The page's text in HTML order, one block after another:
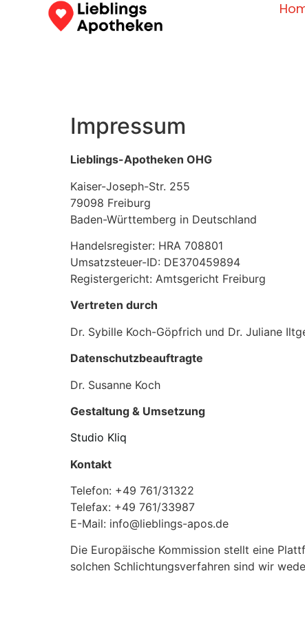
Impressum
Lieblings-Apotheken OHG
Kaiser-Joseph-Str. 255
79098 Freiburg
Baden-Württemberg in Deutschland
Handelsregister: HRA 708801
Umsatzsteuer-ID: DE370459894
Registergericht: Amtsgericht Freiburg
Vertreten durch
Dr. Sybille Koch-Göpfrich und Dr. Juliane
Datenschutzbeauftragte
Dr. Susanne Koch
Gestaltung & Umsetzung
Studio Kliq
Kontakt
Telefon: +49 761/31322
Telefax: +49 761/33987
E-Mail: info@lieblings-apos.de
Die Europäische Kommission stellt eine
solchen Schlichtungsverfahren sind wir